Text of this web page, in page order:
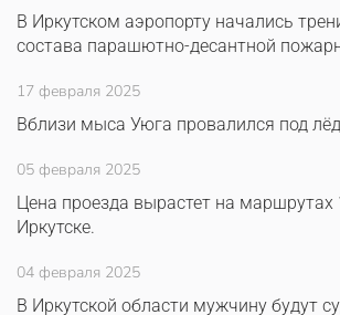
В Иркутском аэропорту начались
состава парашютно-десантной
17 февраля 2025
Вблизи мыса Уюга провалился под
05 февраля 2025
Цена проезда вырастет на маршрутах
Иркутске.
04 февраля 2025
В Иркутской области мужчину будут